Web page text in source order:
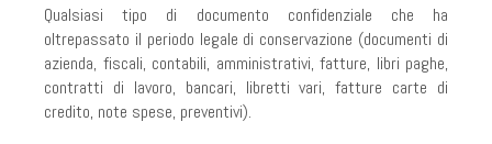
PARTNERS
TERMINI E CONDIZIONI
Qualsiasi tipo di documento confidenziale che ha
oltrepassato il periodo legale di conservazione (documenti di
azienda, fiscali, contabili, amministrativi, fatture, libri paghe,
contratti di lavoro, bancari, libretti vari, fatture carte di
credito, note spese, preventivi).